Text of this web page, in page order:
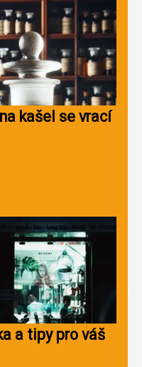
kašel se vrací
a tipy pro váš